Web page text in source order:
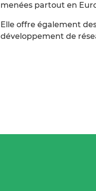
menées partout en
Elle offre également
développement de